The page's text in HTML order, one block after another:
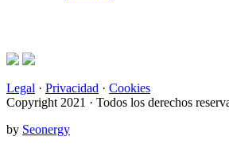
Legal · Privacidad · Cookies
Copyright 2021 · Todos los derechos
by Seonergy